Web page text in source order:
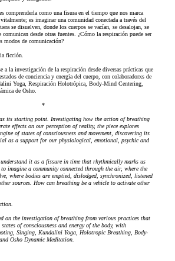
comprenderla como una fisura en el tiempo que nos marca
es imaginar una comunidad conectada a través del
se disuelven, donde los cuerpos se vacían, se desalojan, se
comunican desde otras fuentes. ¿Cómo la respiración puede ser
modos de comunicación?
ficción.
a la investigación de la respiración desde diversas prácticas que
de conciencia y energía del cuerpo, con colaboradorxs de
Yoga, Respiración Holotrópica, Body-Mind Centering,
de Osho.
*
its starting point. Investigating how the action of breathing
effects on our perception of reality, the piece explores
of states of consciousness and movement, discovering its
as a support for our physiological, emotional, psychic and
it as a fissure in time that rhythmically marks us
imagine a community connected through the air, where the
where bodies are emptied, dislodged, synchronized, listened
sources. How can breathing be a vehicle to activate other
on the investigation of breathing from various practices that
of consciousness and energy of the body, with
Singing, Kundalini Yoga, Holotropic Breathing, Body-
Osho Dynamic Meditation.